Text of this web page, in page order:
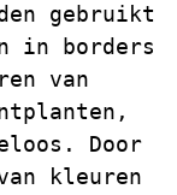
gebruikt
in borders
van
Door
kleuren